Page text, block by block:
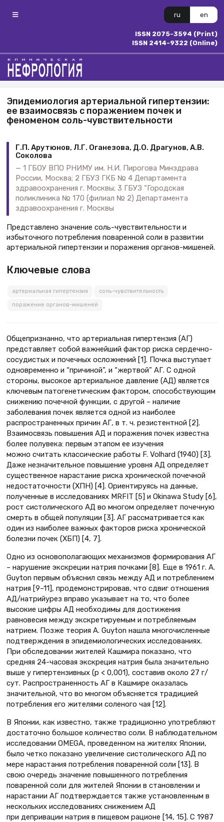
ru en
ISSN 2075-3594 (Print)
ISSN 2414-9322 (Online)
Эпидемиология артериальной гипертензии:
ее взаимосвязь с поражением почек и
феноменом соль-чувствительности
Г.П. Арутюнов, Л.Г. Оганезова, Д.О. Драгунов, А.В.
Соколова
1 ГБОУ ВПО РНИМУ им. Н.И. Пирогова Минздрава
России, Москва; 2 ГБУЗ ГКБ № 4 Департамента
здравоохранения г. Москвы; 3 ГБУЗ “Городская
поликлиника № 170 (филиал № 2) Департамента
здравоохранения г. Москвы
Представлено значение соль-чувствительности и
избыточного потребления поваренной соли в развитии
артериальной гипертензии и поражения органов-мишеней.
Ключевые слова
артериальная гипертензия соль-чувствительность
поражение органов-мишеней
Общепризнанно, что артериальная гипертензия (АГ)
представляет собой важнейший фактор риска сердечно-
сосудистых и почечных осложнений [1]. Почка выступает
одновременно и “причиной”, и “жертвой” АГ. С одной
стороны, высокое артериальное давление (АД) является
ключевым патогенетическим фактором, способствующим
снижению почечной функции, с другой – наличие
заболевания почек является одной из наиболее
распространенных причин АГ, в т. ч. резистентной [2].
Взаимосвязь повышения АД и поражения почек известна
более полувека: первым этапом ее изучения
можно считать классические работы F. Volhard (1940) [3].
Даже незначительное повышение уровня АД определяет
существенное нарастание риска хронической почечной
недостаточности (ХПН) [4]. Ориентируясь на данные,
полученные в исследованиях MRFIT [5] и Okinawa Study [6],
рост систолического АД во многом определяет почечную
смерть в общей популяции [3]. АГ рассматривается как
один из наиболее важных факторов риска хронической
болезни почек (ХБП) [4, 7].
Одно из основополагающих механизмов формирования АГ
– нарушение экскреции натрия почками [8]. Еще в 1961 г. A.
Guyton первым объяснил связь между АД и потреблением
натрия [9–11], продемонстрировав, что сдвиг отношения
АД/натрийурез вправо указывает на то, что более
высокие цифры АД необходимы для достижения
равновесия между экскретируемым и потребляемым
натрием. Позже теория A. Guyton нашла многочисленные
подтверждения в эпидемиологических исследованиях.
При обследовании жителей Кашмира показано, что
средняя 24-часовая экскреция натрия была значительно
выше у гипертензивных (p < 0,001), составив около 27 г/
сут. Распространенность АГ в Кашмире оказалась
значительной, что во многом объясняется традицией
потребления его жителями соленого чая [12].
В Японии, как известно, также традиционно употребляют
достаточно большое количество соли. В наблюдательном
исследовании OMEGA, проведенном на жителях Японии,
было четко показано увеличение систолического АД по
мере нарастания потребления поваренной соли [13]. В
свою очередь значение повышенного потребления
поваренной соли для жителей Японии в становлении и
нарастании АГ подтверждается также установленным в
нескольких исследованиях снижением АД
при депривации натрия в пищевом рационе [14, 15]. C 1987